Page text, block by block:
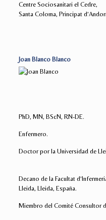
Centre Sociosanitari el Cedre,
Santa Coloma, Principat
Joan Blanco Blanco
PhD, MN, BScN, RN-DE.
Enfermero.
Doctor por la Universidad de
Decano de la Facultat
Lleida, Lleida, España.
Miembro del Comité Consultor